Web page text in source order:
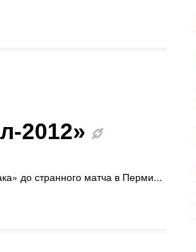
2012»
до странного матча в Перми...